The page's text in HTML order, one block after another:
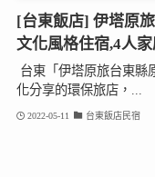
[台東飯店] 伊塔原
文化風格住宿,4人
台東「伊塔原旅台東縣
化分享的環保旅店，...
2022-05-11 台東飯店民宿